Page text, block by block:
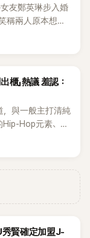
友鄭英琳步入婚
稱兩人原本想享
認出，還一路替
櫃」熱議 羞認：
，與一般主打清純
Hop元素、自
美式街頭、塗
賢確定加盟J-